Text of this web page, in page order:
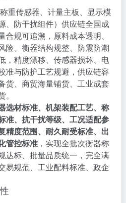
重传感器、计量主板、显示模
、防干扰组件）供应链全国成
规可追溯，原料成本透明、
险。衡器结构规整、防震防潮
，精度漂移、传感器损坏、电
准与防护工艺规避，供应链容
货、商贸海量铺货、工业成套
选材标准、机架装配工艺、称
准、抗干扰等级、工况适配参
精度范围、耐久耐受标准、出
管控标准 ，实现全批次衡器称
达标、批量品质统一，完全满
易规范、工业配料标准、政企